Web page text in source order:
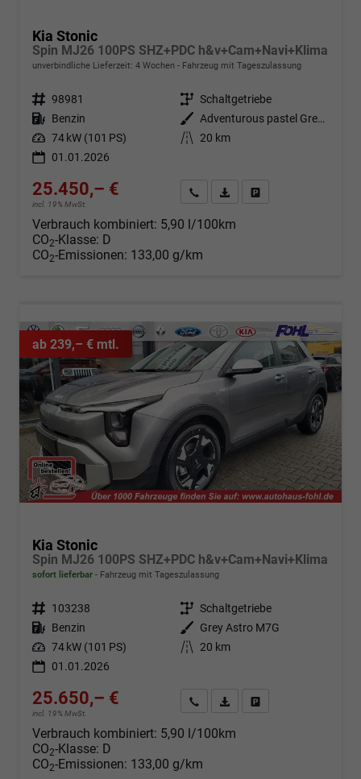
Kia Stonic
Spin MJ26 100PS SHZ+PDC h&v+Cam+Navi+Klima
unverbindliche Lieferzeit: 4 Wochen Fahrzeug mit Tageszulassung
Fahrzeugnr. 98981 Getriebe Schaltgetriebe
Kraftstoff Benzin Außenfarbe
Adventurous pastel Green A2G
Leistung 74 kW (101 PS) Kilometerstand 20 km
01.01.2026
25.450,– €
incl. 19% MwSt.
Angebot anfordern
Fahrzeugexpose (PDF)
Verbrauch kombiniert: 5,90 l/100km
CO2-Klasse: D
CO2-Emissionen: 133,00 g/km
ab 239,– € mtl.
Kia Stonic
Spin MJ26 100PS SHZ+PDC h&v+Cam+Navi+Klima
sofort lieferbar Fahrzeug mit Tageszulassung
Fahrzeugnr. 103238 Getriebe Schaltgetriebe
Kraftstoff Benzin Außenfarbe
Grey Astro M7G
Leistung 74 kW (101 PS) Kilometerstand 20 km
01.01.2026
25.650,– €
incl. 19% MwSt.
Angebot anfordern
Fahrzeugexpose (PDF)
Verbrauch kombiniert: 5,90 l/100km
CO2-Klasse: D
CO2-Emissionen: 133,00 g/km